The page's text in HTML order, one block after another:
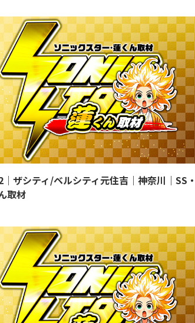
ザシティ/ベルシティ元住吉｜神奈川｜SS・
取材